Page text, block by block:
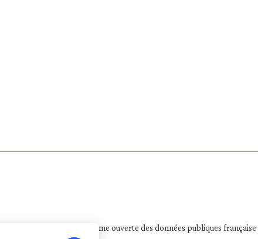
Plateforme ouverte des données publiques française